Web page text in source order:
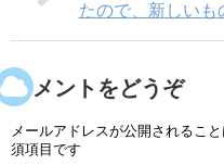
たので、新しいも
コメントをどうぞ
メールアドレスが公開されること
須項目です